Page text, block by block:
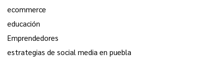
ecommerce
educación
Emprendedores
estrategias de social media en puebla